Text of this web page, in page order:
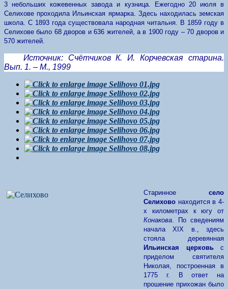
3 небольших кожевенных завода и кузница. Ежегодно 20 июля в
Селихове проходила Ильинская ярмарка. Здесь находилась земская
школа. С 1893 года существовала народная читальня. В 1859 году в
Селихове было 68 дворов и 636 жителей, а в 1900 году – 70 дворов и
570 жителей.
Источник: Счётчиков К. И. Корчевская старина.
Вып. 1. – М., 1999
Старинное село
Селихово находится в 4-
х километрах к югу от
Конакова. По сведениям
начала ХIХ в., здесь
стояла деревянная
Ильинская церковьс
приделом святителя
Николая, построенная в
1775 г. В ответ на
прошение прихожан было